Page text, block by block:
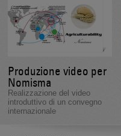
Produzione video per
Nomisma
Realizzazione del video
introduttivo di un convegno
internazionale